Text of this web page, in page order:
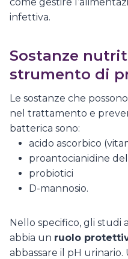
infettiva.
Sostanze
strumento di
Le sostanze che
nel trattamento e
batterica sono:
acido ascorbico
proantocianidine
probiotici
D-mannosio.
Nello specifico, gli studi
abbia un ruolo
abbassare il pH urinario.